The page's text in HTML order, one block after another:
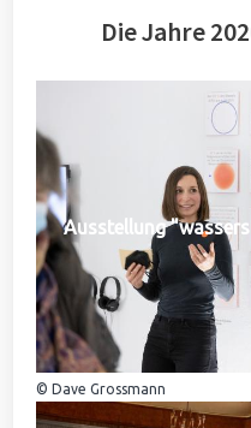
Die Jahre
Ausstellung
© Dave Grossmann